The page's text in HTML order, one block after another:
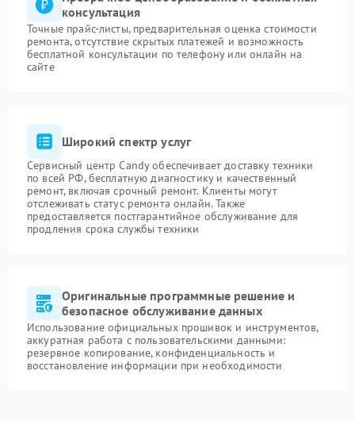
консультация
Точные прайс-листы, предварительная оценка стоимости
ремонта, отсутствие скрытых платежей и возможность
бесплатной консультации по телефону или онлайн на
сайте
Широкий спектр услуг
Сервисный центр Candy обеспечивает доставку техники
по всей РФ, бесплатную диагностику и качественный
ремонт, включая срочный ремонт. Клиенты могут
отслеживать статус ремонта онлайн. Также
предоставляется постгарантийное обслуживание для
продления срока службы техники
Оригинальные программные решение и
безопасное обслуживание данных
Использование официальных прошивок и инструментов,
аккуратная работа с пользовательскими данными:
резервное копирование, конфиденциальность и
восстановление информации при необходимости